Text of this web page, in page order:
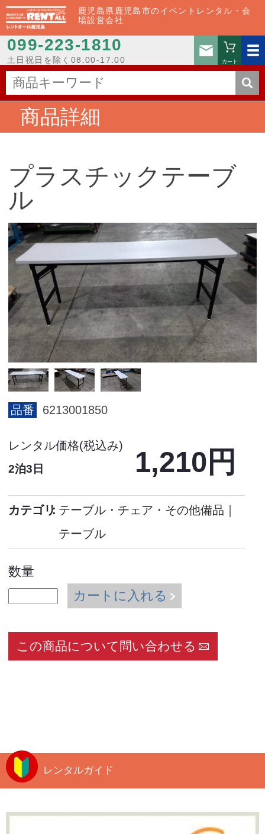
鹿児島県鹿児島市のイベントレンタル・会
場設営会社
099-223-1810
土日祝日を除く08:00-17:00
お問い
カート
商品詳細
プラスチックテーブ
ル
品番 6213001850
レンタル価格(税込み)
2泊3日 1,210円
カテゴリ テーブル・チェア・その他備品
テーブル
数量
カートに入れる
この商品について問い合わせる
レンタルガイド